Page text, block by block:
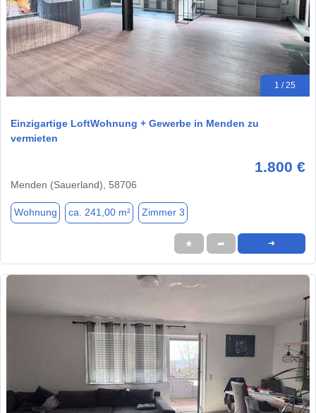
1 / 25
Einzigartige LoftWohnung + Gewerbe in Menden zu
vermieten
1.800 €
Menden (Sauerland), 58706
Wohnung ca. 241,00 m² Zimmer 3
★ ➦ ➜